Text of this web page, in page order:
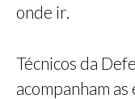
onde ir.
Técnicos da
acompanham